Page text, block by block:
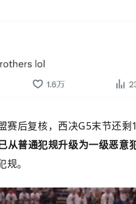
后复核，西决G5末节还剩
从普通犯规升级为一级恶意
。